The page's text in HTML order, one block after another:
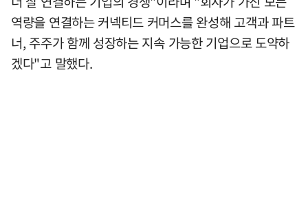
역량을 연결하는 커넥티드 커머스를 완성해 고객과 파트
너, 주주가 함께 성장하는 지속 가능한 기업으로 도약하
겠다"고 말했다.